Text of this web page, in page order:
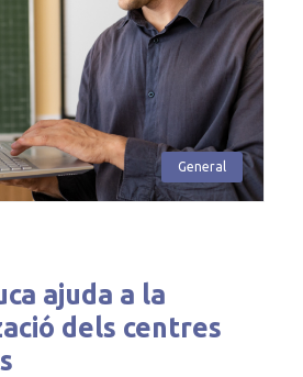
General
ajuda a la
dels centres